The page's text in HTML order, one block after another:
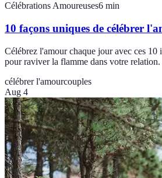
Célébrations Amoureuses6 min
10 façons uniques de célébrer
Célébrez l'amour chaque jour avec ces 10
pour raviver la flamme dans votre relation.
célébrer l'amourcouples
Aug 4